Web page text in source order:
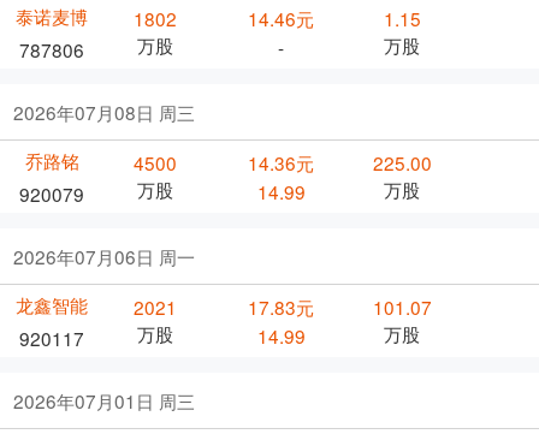
泰诺麦博
787806
1802
万股
14.46元
-
1.15
万股
2026年07月08日 周三
乔路铭
920079
4500
万股
14.36元
14.99
225.00
万股
2026年07月06日 周一
龙鑫智能
920117
2021
万股
17.83元
14.99
101.07
万股
2026年07月01日 周三